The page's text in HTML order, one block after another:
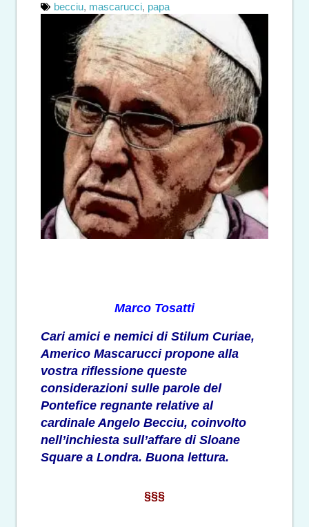
becciu, mascarucci, papa
Marco Tosatti
Cari amici e nemici di Stilum Curiae,
Americo Mascarucci propone alla
vostra riflessione queste
considerazioni sulle parole del
Pontefice regnante relative al
cardinale Angelo Becciu, coinvolto
nell’inchiesta sull’affare di Sloane
Square a Londra. Buona lettura.
§§§